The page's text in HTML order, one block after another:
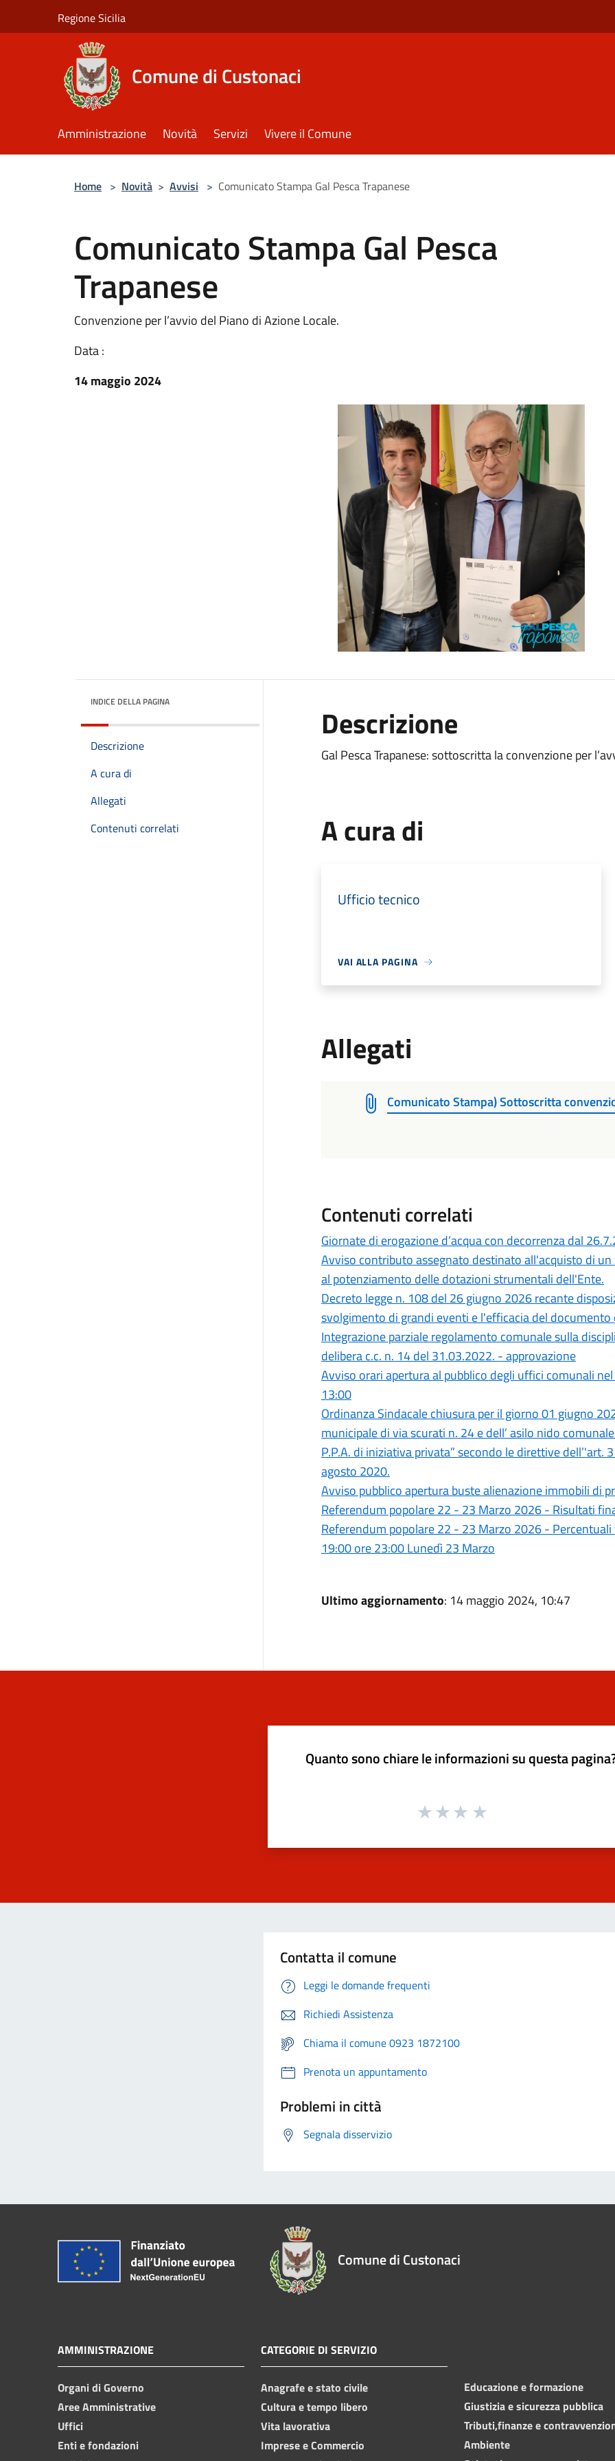
Regione Sicilia
Comune di Custonaci
Amministrazione Novità Servizi Vivere il Comune
Home > Novità > Avvisi > Comunicato Stampa Gal Pesca Trapanese
Comunicato Stampa Gal Pesca
Trapanese
Convenzione per l’avvio del Piano di Azione Locale.
Data :
14 maggio 2024
INDICE DELLA PAGINA
Descrizione
A cura di
Allegati
Contenuti correlati
Descrizione
Gal Pesca Trapanese: sottoscritta la convenzione per
A cura di
Ufficio tecnico
VAI ALLA PAGINA
Allegati
Comunicato Stampa) Sottoscritta
Contenuti correlati
Giornate di erogazione d’acqua con decorrenza dal
Avviso contributo assegnato destinato all'acquisto di
al potenziamento delle dotazioni strumentali dell'Ente.
Decreto legge n. 108 del 26 giugno 2026 recante
svolgimento di grandi eventi e l'efficacia del
Integrazione parziale regolamento comunale sulla
delibera c.c. n. 14 del 31.03.2022. - approvazione
Avviso orari apertura al pubblico degli uffici comunali
13:00
Ordinanza Sindacale chiusura per il giorno 01 giugno
municipale di via scurati n. 24 e dell’ asilo nido
P.P.A. di iniziativa privata” secondo le direttive dell’'art.
agosto 2020.
Avviso pubblico apertura buste alienazione immobili di
Referendum popolare 22 - 23 Marzo 2026 - Risultati
Referendum popolare 22 - 23 Marzo 2026 -
19:00 ore 23:00 Lunedì 23 Marzo
Ultimo aggiornamento: 14 maggio 2024, 10:47
Quanto sono chiare le informazioni su questa
Contatta il comune
Leggi le domande frequenti
Richiedi Assistenza
Chiama il comune 0923 1872100
Prenota un appuntamento
Problemi in città
Segnala disservizio
Comune di Custonaci
AMMINISTRAZIONE
Organi di Governo
Aree Amministrative
Uffici
Enti e fondazioni
CATEGORIE DI SERVIZIO
Anagrafe e stato civile
Cultura e tempo libero
Vita lavorativa
Imprese e Commercio
Educazione e formazione
Giustizia e sicurezza pubblica
Tributi,finanze e
Ambiente